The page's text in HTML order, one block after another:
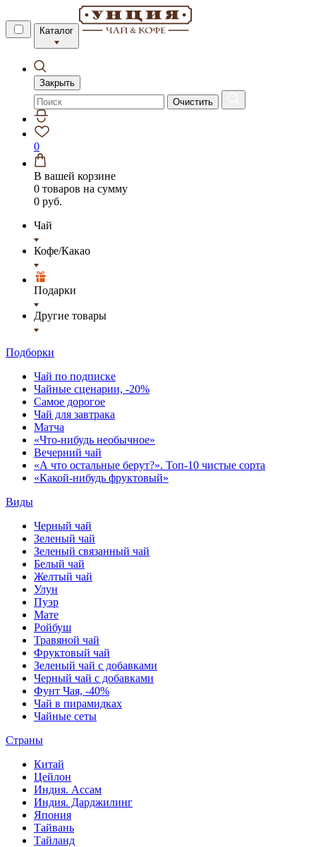
Каталог
Закрыть
Очистить
0
В вашей корзине
0 товаров на сумму
0 руб.
Чай
Кофе/Какао
Подарки
Другие товары
Подборки
Чай по подписке
Чайные сценарии, -20%
Самое дорогое
Чай для завтрака
Матча
«Что-нибудь необычное»
Вечерний чай
«А что остальные берут?». Топ-10 чистые сорта
«Какой-нибудь фруктовый»
Виды
Черный чай
Зеленый чай
Зеленый связанный чай
Белый чай
Желтый чай
Улун
Пуэр
Мате
Ройбуш
Травяной чай
Фруктовый чай
Зеленый чай с добавками
Черный чай с добавками
Фунт Чая, -40%
Чай в пирамидках
Чайные сеты
Страны
Китай
Цейлон
Индия. Ассам
Индия. Дарджилинг
Япония
Тайвань
Тайланд